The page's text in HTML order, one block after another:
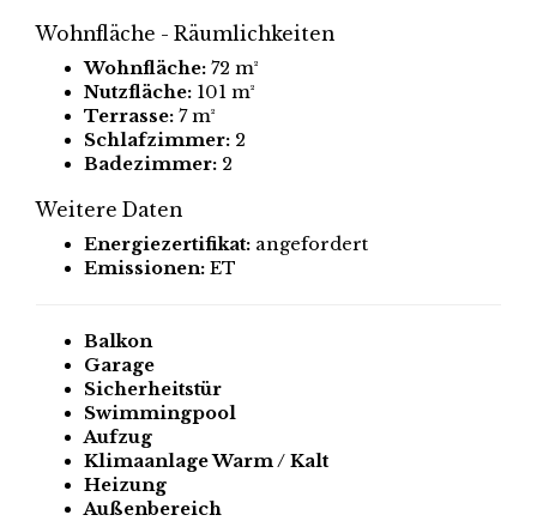
Wohnfläche - Räumlichkeiten
Wohnfläche: 72 m²
Nutzfläche: 101 m²
Terrasse: 7 m²
Schlafzimmer: 2
Badezimmer: 2
Weitere Daten
Energiezertifikat: angefordert
Emissionen: ET
Balkon
Garage
Sicherheitstür
Swimmingpool
Aufzug
Klimaanlage Warm / Kalt
Heizung
Außenbereich